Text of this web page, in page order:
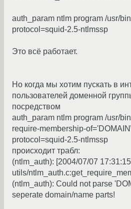
auth_param ntlm program /usr/
protocol=squid-2.5-ntlmssp
Это всё работает.
Но когда мы хотим пускать в
пользователей доменной
посредством
auth_param ntlm program /usr/
require-membership-
protocol=squid-2.5-ntlmssp
происходит трабл:
(ntlm_auth): [2004/07/07
utils/
(ntlm_auth): Could not parse
seperate domain/name parts!